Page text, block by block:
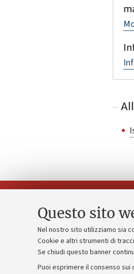
Questo sito
Nel nostro sito utilizziamo sia
Cookie e altri strumenti di
Se chiudi questo banner
Puoi esprimere il consenso
Contatti e PEC
Uffici dell'amministrazione